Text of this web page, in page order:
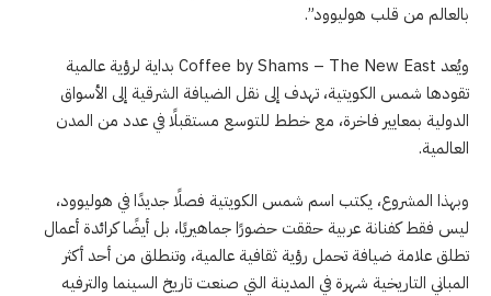
بالعالم من قلب هوليوود”.
ويُعد Coffee by Shams – The New East بداية لرؤية عالمية
تقودها شمس الكويتية، تهدف إلى نقل الضيافة الشرقية إلى الأسواق
الدولية بمعايير فاخرة، مع خطط للتوسع مستقبلًا في عدد من المدن
العالمية.
وبهذا المشروع، يكتب اسم شمس الكويتية فصلًا جديدًا في هوليوود،
ليس فقط كفنانة عربية حققت حضورًا جماهيريًا، بل أيضًا كرائدة أعمال
تطلق علامة ضيافة تحمل رؤية ثقافية عالمية، وتنطلق من أحد أكثر
المباني التاريخية شهرة في المدينة التي صنعت تاريخ السينما والترفيه